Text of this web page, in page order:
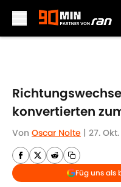
konvertierten
Von Oscar Nolte | 27. Okt.
Füg uns als